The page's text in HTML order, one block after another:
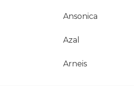
Ansonica
Azal
Arneis